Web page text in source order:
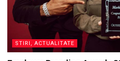
STIRI, ACTUALITATE